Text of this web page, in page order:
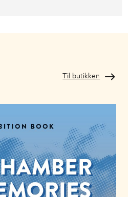
Til butikken